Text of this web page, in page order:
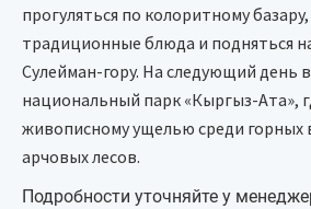
прогуляться по колоритному
традиционные блюда и подняться
Сулейман-гору. На следующий день
национальный парк «Кыргыз-Ата»,
живописному ущелью среди горных
арчовых лесов.
Подробности уточняйте у